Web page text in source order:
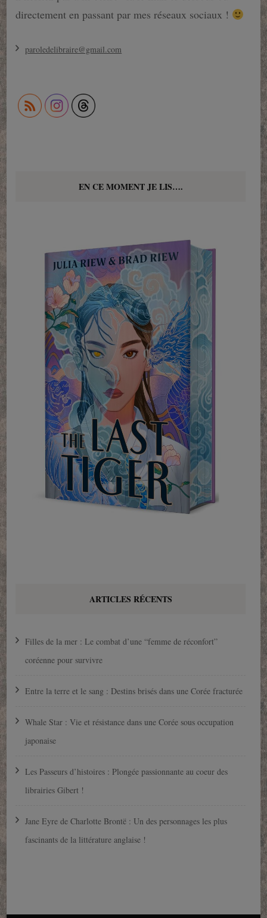
directement en passant par mes réseaux sociaux !
paroledelibraire@gmail.com
EN CE MOMENT JE LIS….
ARTICLES RÉCENTS
Filles de la mer : Le combat d’une “femme de réconfort”
coréenne pour survivre
Entre la terre et le sang : Destins brisés dans une Corée fracturée
Whale Star : Vie et résistance dans une Corée sous occupation
japonaise
Les Passeurs d’histoires : Plongée passionnante au coeur des
librairies Gibert !
Jane Eyre de Charlotte Brontë : Un des personnages les plus
fascinants de la littérature anglaise !